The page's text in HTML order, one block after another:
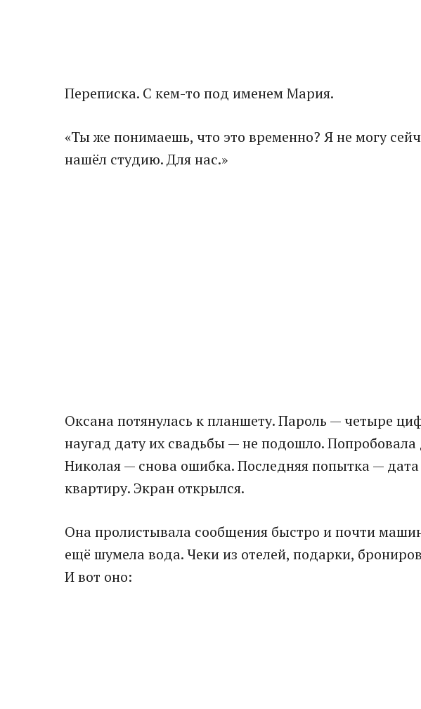
Переписка. С кем-то под именем Мария.
«Ты же понимаешь, что это временно? Я не могу
нашёл студию. Для нас.»
Оксана потянулась к планшету. Пароль — четыре
наугад дату их свадьбы — не подошло.
Николая — снова ошибка. Последняя попытка — дата
квартиру. Экран открылся.
Она пролистывала сообщения быстро и почти
ещё шумела вода. Чеки из отелей, подарки,
И вот оно: